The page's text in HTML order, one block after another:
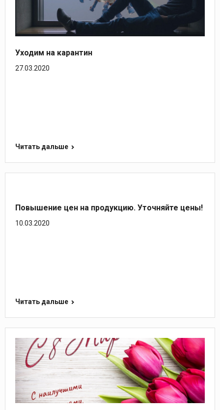
Уходим на карантин
27.03.2020
Читать дальше
Повышение цен на продукцию. Уточняйте цены!
10.03.2020
Читать дальше